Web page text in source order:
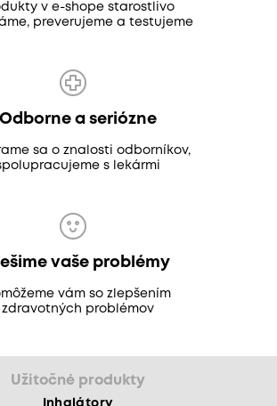
v e-shope starostlivo
preverujeme a testujeme
Odborne a seriózne
sa o znalosti odborníkov,
s lekármi
vaše problémy
vám so zlepšením
zdravotných problémov
Užitočné produkty
Inhalátory